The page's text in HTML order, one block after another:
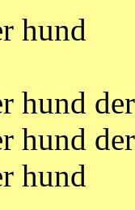
hund
hund
hund
hund